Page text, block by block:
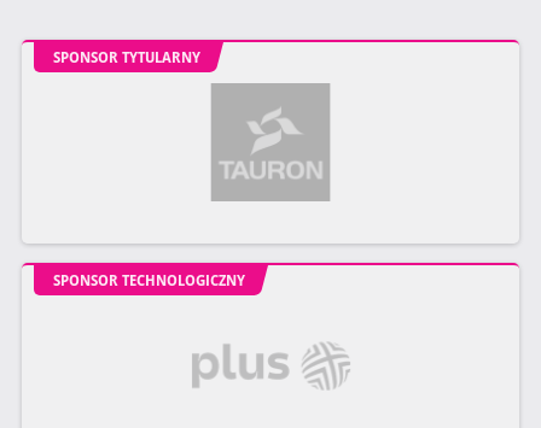
SPONSOR TYTULARNY
SPONSOR TECHNOLOGICZNY